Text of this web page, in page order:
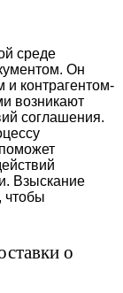
среде
Он
и контрагентом-
возникают
соглашения.
Взыскание
чтобы
о